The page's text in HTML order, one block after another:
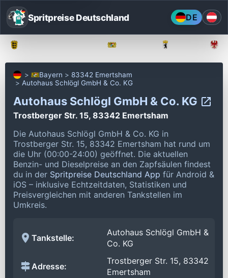
Spritpreise Deutschland DE
Bayern
83342 Emertsham
Autohaus Schlögl GmbH & Co. KG
Autohaus Schlögl GmbH & Co. KG
Trostberger Str. 15, 83342 Emertsham
Die Autohaus Schlögl GmbH & Co. KG in
Trostberger Str. 15, 83342 Emertsham hat rund um
die Uhr (00:00-24:00) geöffnet. Die aktuellen
Benzin- und Dieselpreise an den Zapfsäulen findest
du in der Spritpreise Deutschland App für Android &
iOS – inklusive Echtzeitdaten, Statistiken und
Preisvergleichen mit anderen Tankstellen im
Umkreis.
Tankstelle:
Autohaus Schlögl GmbH &
Co. KG
Adresse:
Trostberger Str. 15, 83342
Emertsham